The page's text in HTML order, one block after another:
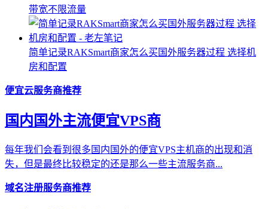
带宽不限流量
简单记录RAKSmart商家怎么买国外服务器过程 选择机
房和配置
便宜云服务商推荐
国内国外主流便宜VPS商
每年我们会看到很多国内国外的便宜VPS主机商的出现和消
失，但是最终比较稳定的还是那么一些主流服务商...
域名注册服务商推荐